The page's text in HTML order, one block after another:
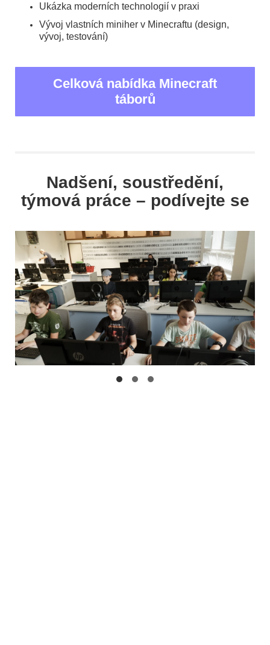
Ukázka moderních technologií v praxi
Vývoj vlastních miniher v Minecraftu (design,
vývoj, testování)
Celková nabídka Minecraft
táborů
Nadšení, soustředění,
týmová práce – podívejte se